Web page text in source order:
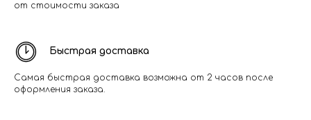
от стоимости заказа
Быстрая доставка
Самая быстрая доставка возможна от 2 часов после
оформления заказа.